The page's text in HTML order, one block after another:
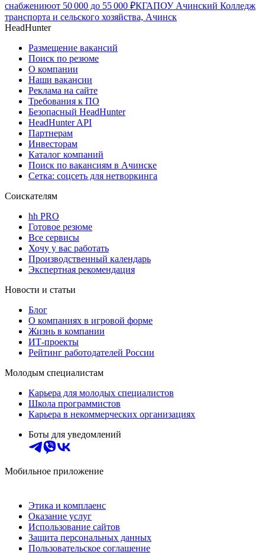
снабжениюот 50 000 до 55 000 ₽КГАПОУ Ачинский Колледж
транспорта и сельского хозяйства, Ачинск
HeadHunter
Размещение вакансий
Поиск по резюме
О компании
Наши вакансии
Реклама на сайте
Требования к ПО
Безопасный HeadHunter
HeadHunter API
Партнерам
Инвесторам
Каталог компаний
Поиск по вакансиям в Ачинске
Сетка: соцсеть для нетворкинга
Соискателям
hh PRO
Готовое резюме
Все сервисы
Хочу у вас работать
Производственный календарь
Экспертная рекомендация
Новости и статьи
Блог
О компаниях в игровой форме
Жизнь в компании
ИТ-проекты
Рейтинг работодателей России
Молодым специалистам
Карьера для молодых специалистов
Школа программистов
Карьера в некоммерческих организациях
Боты для уведомлений
Мобильное приложение
Этика и комплаенс
Оказание услуг
Использование сайтов
Защита персональных данных
Пользовательское соглашение